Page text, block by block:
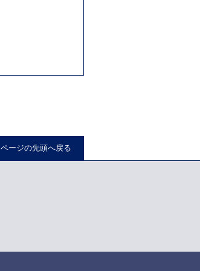
ページの先頭へ戻る